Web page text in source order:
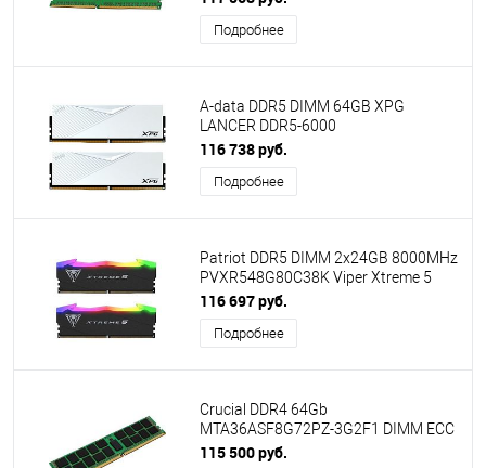
Подробнее
A-data DDR5 DIMM 64GB XPG
LANCER DDR5-6000
AX5U6000C3032G-DCLAWH,CL30,
1.35V K2*32GB WHITE
116 738 руб.
Подробнее
Patriot DDR5 DIMM 2x24GB 8000MHz
PVXR548G80C38K Viper Xtreme 5
RGB RTL PC5-64000 CL38 288-pin
1.45В Ret
116 697 руб.
Подробнее
Crucial DDR4 64Gb
MTA36ASF8G72PZ-3G2F1 DIMM ECC
Reg PC4-25600 CL22 3200MHz
115 500 руб.